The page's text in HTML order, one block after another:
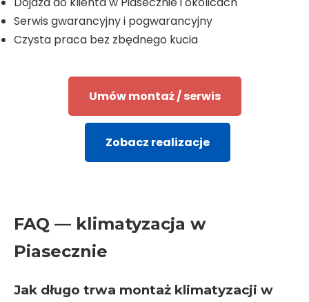
Serwis gwarancyjny i pogwarancyjny
Czysta praca bez zbędnego kucia
Umów montaż / serwis
Zobacz realizacje
FAQ — klimatyzacja w
Piasecznie
Jak długo trwa montaż klimatyzacji w